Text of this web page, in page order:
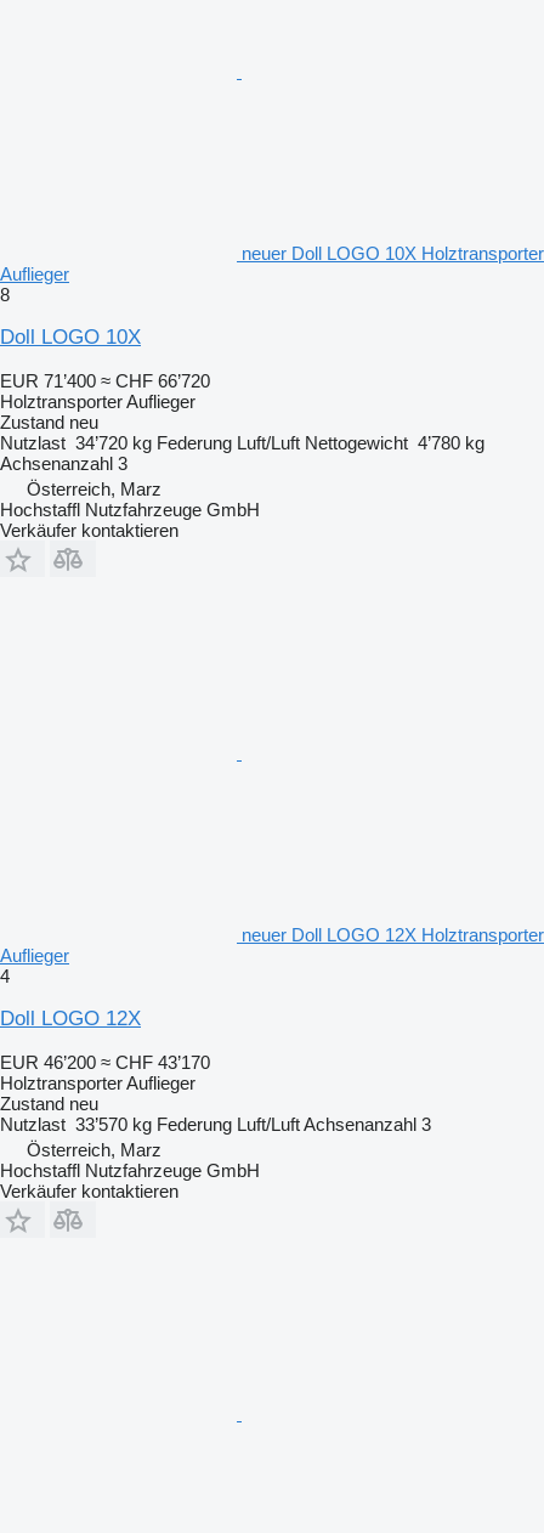
neuer Doll LOGO 10X Holztransporter
Auflieger
8
Doll LOGO 10X
EUR 71’400 ≈ CHF 66’720
Holztransporter Auflieger
Zustand neu
Nutzlast 34’720 kg Federung Luft/Luft Nettogewicht 4’780 kg
Achsenanzahl 3
Österreich, Marz
Hochstaffl Nutzfahrzeuge GmbH
Verkäufer kontaktieren
neuer Doll LOGO 12X Holztransporter
Auflieger
4
Doll LOGO 12X
EUR 46’200 ≈ CHF 43’170
Holztransporter Auflieger
Zustand neu
Nutzlast 33’570 kg Federung Luft/LuftAchsenanzahl 3
Österreich, Marz
Hochstaffl Nutzfahrzeuge GmbH
Verkäufer kontaktieren